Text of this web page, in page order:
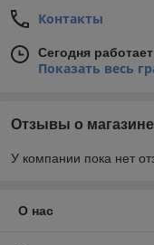
Контакты
Сегодня
Показать весь
Отзывы о магазине
У компании пока нет
О нас